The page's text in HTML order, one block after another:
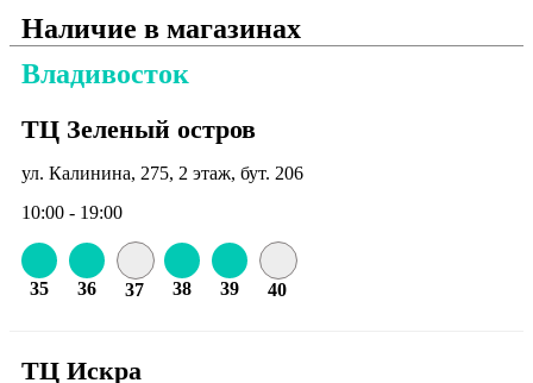
Наличие в магазинах
Владивосток
ТЦ Зеленый остров
ул. Калинина, 275, 2 этаж, бут. 206
10:00 - 19:00
35 36 37 38 39 40
ТЦ Искра